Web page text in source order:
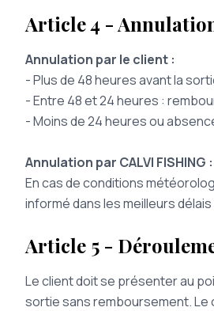
Article 4 -
Annulation par le client :
- Plus de 48 heures avant la
- Entre 48 et 24 heures :
- Moins de 24 heures ou
Annulation par CALVI FISHING :
En cas de conditions
informé dans les meilleurs
Article 5 -
Le client doit se présenter au
sortie sans remboursement. Le